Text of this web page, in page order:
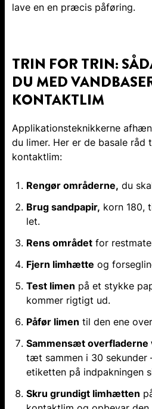
lave en en præcis påføring.
TRIN FOR TRIN:
DU MED
KONTAKTLIM
Applikationsteknikkerne
du limer. Her er de basale råd
kontaktlim:
Rengør områderne, du
Brug sandpapir, korn 180,
let.
Rens området for
Fjern limhætte og
Test limen på et stykke
kommer rigtigt ud.
Påfør limen til den ene
Sammensæt overfladerne
tæt sammen i 30 sekunder
etiketten på indpakningen
Skru grundigt limhætten